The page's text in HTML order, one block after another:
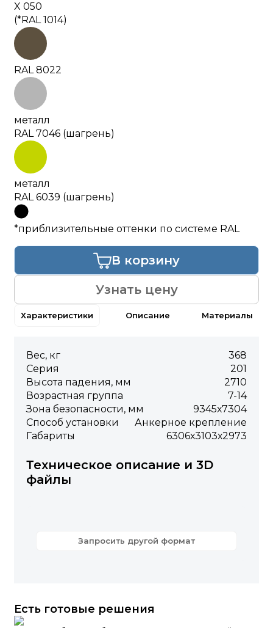
Характеристики Описание Материалы
Вес, кг
368
Серия
201
Высота падения, мм
2710
Возрастная группа
7-14
Зона безопасности, мм
9345х7304
Способ установки
Анкерное крепление
Габариты
6306х3103х2973
Техническое описание и 3D
файлы
Запросить другой формат
Есть готовые решения
X 050
(*RAL 1014)
RAL 8022
металл
RAL 7046 (шагрень)
металл
RAL 6039 (шагрень)
*приблизительные оттенки по системе RAL
Узнать цену
В корзину